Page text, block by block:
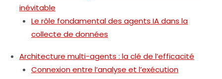
inévitable
Le rôle fondamental des agents IA dans la
collecte de données
Architecture multi-agents : la clé de l’efficacité
Connexion entre l’analyse et l’exécution